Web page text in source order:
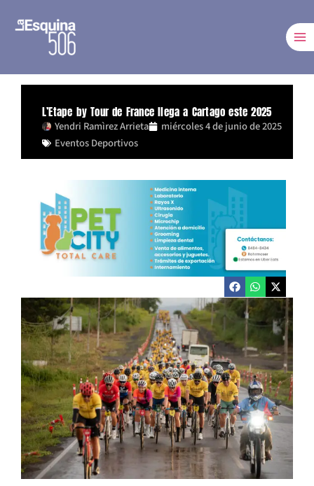
L’Etape by Tour de France llega a Cartago este 2025
Yendri Ramìrez Arrieta
miércoles 4 de junio de 2025
Eventos Deportivos